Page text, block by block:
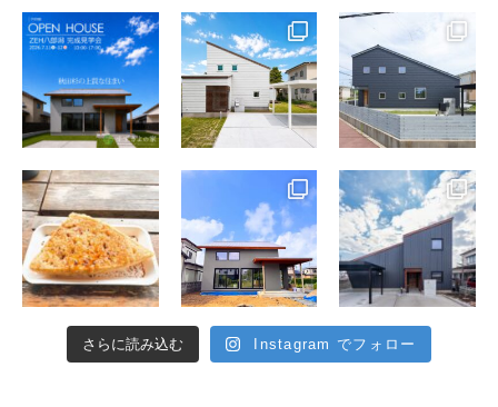
さらに読み込む Instagram でフォロー